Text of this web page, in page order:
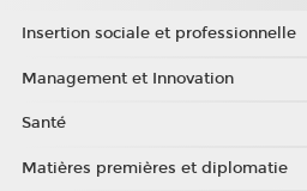
Insertion sociale et professionnelle
Management et Innovation
Santé
Matières premières et diplomatie